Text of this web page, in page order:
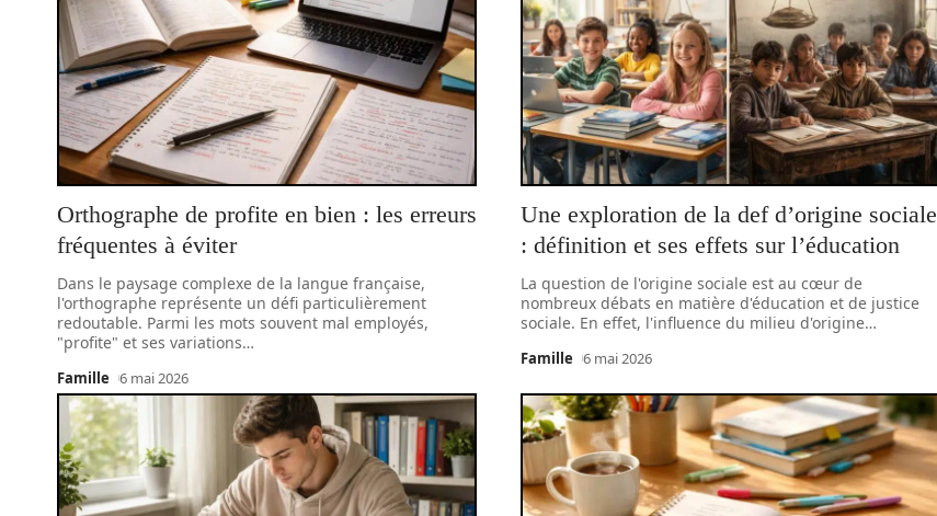
Orthographe de profite en bien : les erreurs
fréquentes à éviter
Dans le paysage complexe de la langue française,
l'orthographe représente un défi particulièrement
redoutable. Parmi les mots souvent mal employés,
"profite" et ses variations…
Famille 6 mai 2026
Une exploration de la def d’origine sociale
: définition et ses effets sur l’éducation
La question de l'origine sociale est au cœur de
nombreux débats en matière d'éducation et de justice
sociale. En effet, l'influence du milieu d'origine…
Famille 6 mai 2026